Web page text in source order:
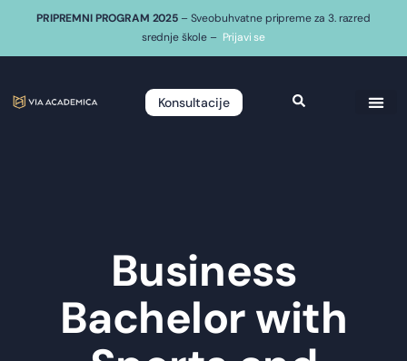
PRIPREMNI PROGRAM 2025 – Sveobuhvatne pripreme za 3. razred
srednje škole – Prijavi se
Konsultacije
Business
Bachelor with